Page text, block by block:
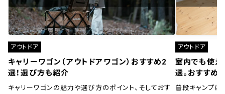
アウトドア
キャリーワゴン（アウトドアワゴン）おすすめ2
選！選び方も紹介
キャリーワゴンの魅力や選び方のポイント、そしておす
アウトドア
室内でも使え
選。おすすめ
普段キャンプに